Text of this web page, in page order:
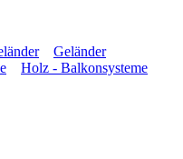
Geländer
Holz - Balkonsysteme